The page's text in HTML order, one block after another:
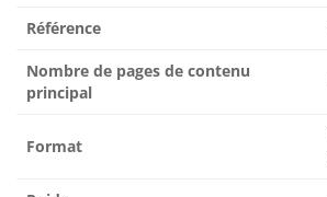
Référence
Nombre de pages de contenu
principal
Format